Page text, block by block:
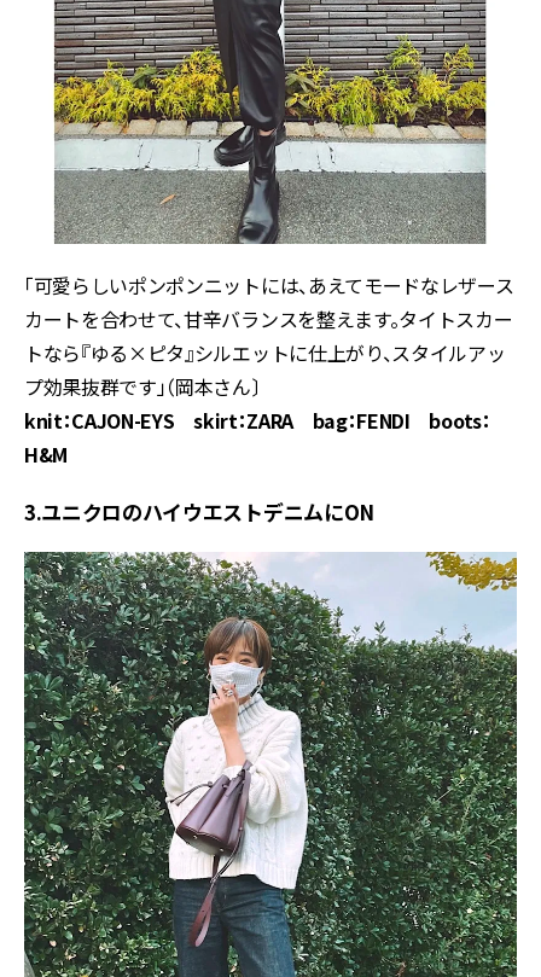
「可愛らしいポンポンニットには、あえてモードなレザース
カートを合わせて、甘辛バランスを整えます。タイトスカー
トなら『ゆる×ピタ』シルエットに仕上がり、スタイルアッ
プ効果抜群です」（岡本さん〕
knit：CAJON-EYS skirt：ZARA bag：FENDI boots：
H&M
3.ユニクロのハイウエストデニムにON